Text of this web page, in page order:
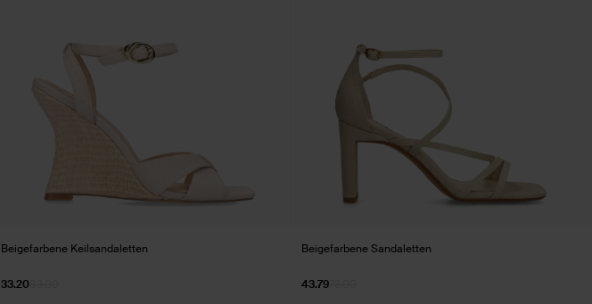
Beigefarbene Keilsandaletten
33.20
Beigefarbene Sandaletten
73.00
43.79